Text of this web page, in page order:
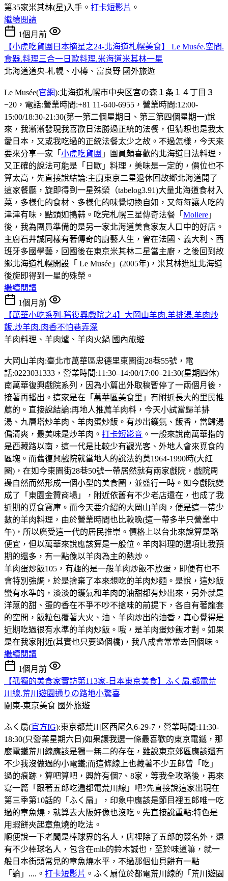
第35家米其林(星)入手。 打卡短影片 。
繼續閱讀
1個月前
【小虎吃貨團日本摘星之24-北海道札幌美食】 Le Musée.空間.
食器.料理三合一日歐料理.米海道米其林一星
北海道道央-札幌、小樽、富良野 國外旅遊
Le Musée(官網):北海道札幌市中央区宮の森１条１４丁目３
−20，電話:營業時間:+81 11-640-6955，營業時間:12:00-
15:00/18:30-21:30(第一第二個星期日、第三第四個星期一)說
來，我漸漸發現我喜歡日法勝過正統的法餐，但猜想也是我太
愛日本，又或我吃過的正統法餐太少之故。不過怎樣，今天來
要來分享一家「 小虎吃貨團 」團員頗喜歡的北海道日法料理，
又正確的說法可能是「日歐」料理，美味是一定的，價位也不
算太高，先直接說結論:主廚東京二星退休回故鄉北海道開了
這家餐廳，旋即得到一星殊榮（tabelog3.91)大量北海道食材入
菜，多樣化的食材、多樣化的味覺切換自如，又每每讓人吃的
津津有味，點頭如搗蒜。吃完札幌三星傳奇法餐「 Moliere 」
後，我為團員準備的是另一家北海道美食家友人口中的好店。
主廚石井誠同樣有著傳奇的廚藝人生，曾在法國、義大利、西
班牙多國學藝，回國後在東京米其林二星當主廚，之後回到故
鄉北海道札幌開設「 Le Musée」(2005年)，米其林進駐北海道
後旋即得到一星的殊榮。
繼續閱讀
1個月前
【萬華小吃系列-舊復興戲院之4】大岡山羊肉.羊排湯.羊肉炒
飯.炒羊肉.肉香不怕巷弄深
羊肉料理、羊肉爐、羊肉火鍋 國內旅遊
大岡山羊肉:臺北市萬華區忠德里東園街28巷55號，電
話:0223031333，營業時間:11:30–14:00/17:00–21:30(星期四休)
南萬華復興戲院系列，因為小篇出外取稿暫停了一兩個月後，
接著再播出。這家是在「 萬華區美食里 」有附近長大的里民推
薦的。直接說結論:再地人推薦羊肉料，今天小試當歸羊排
湯、九層塔炒羊肉、羊肉蛋炒飯。有炒出鑊氣、飯香，當歸湯
偏清爽，最美味是炒羊肉。 打卡短影音 。一般來說南萬華指的
是西藏路以南，這一代是比較少有觀光客、外地人會來覓食的
區塊。而舊復興戲院就當地人的說法約莫1964-1990時(大紅
圈)，在如今東園街28巷50號一帶居然就有兩家戲院，戲院周
邊自然而然形成一個小型的美食圈，並盛行一時。如今戲院變
成了「東園金贊商場」，附近依舊有不少老店還在，也成了我
近期的覓食寶庫。而今天要介紹的大岡山羊肉，便是這一帶少
數的羊肉料理，由於營業時間也比較晚(這一帶多半只營業中
午)，所以廣受這一代的居民推崇。價格上以台北來說算是略
便宜，但以萬華來說應該算是一般位。羊肉料理的選項比我預
期的還多，有一點像以羊肉為主的熱炒。
羊肉蛋炒飯105，有趣的是一般羊肉炒飯不放蛋，即便有也不
會特別強調，於是捨棄了本來想吃的羊肉炒麵。是說，這炒飯
蠻有水準的，淡淡的鑊氣和羊肉的油甜都有炒出來，另外就是
洋蔥的甜、蛋的香在不爭不吵不搶味的前提下，各自有著龍套
的空間，飯粒包覆著大火、油、羊肉炒出的油香，真心覺得是
近期吃過很有水準的羊肉炒飯。哦，是羊肉蛋炒飯才對。如果
是在我家附近(其實也只要過個橋)，我八成會常常去回個味。
繼續閱讀
1個月前
【孤獨的美食家實訪第113家-日本東京美食】ふく扇.都電荒
川線.荒川遊園通りの路地小驚喜
關東-東京美食 國外旅遊
ふく扇(官方IG):東京都荒川区西尾久6-29-7，營業時間:11:30-
18:30(只營業星期六日)如果讓我選一條最喜歡的東京電鐵，那
麼電鐵荒川線應該是獨一無二的存在，雖說東京郊區應該還有
不少我沒做過的小電鐵;而這條線上也藏著不少五郎曾「吃」
過的痕跡，算吧算吧，興許有個7、8家，等我全攻略後，再來
寫一篇「跟著五郎吃遍都電荒川線」吧?先直接說這家出現在
第三季第10話的「ふく扇」，印象中應該是節目裡五郎唯一吃
過的章魚燒，就算去大阪好像也沒吃。先直接說重點:特色是
用蝦餅夾起章魚燒的吃法。
順便說一下老闆是棒球界的名人，店𥚃除了五郎的簽名外，還
有不少棒球名人，包含在mlb的鈴木誠也，至於味道嘛，就一
般日本街頭常見的章魚燒水平，不過那個仙貝餅有一點
「論」....。 打卡短影片 。ふく扇位於都電荒川線的「荒川遊園